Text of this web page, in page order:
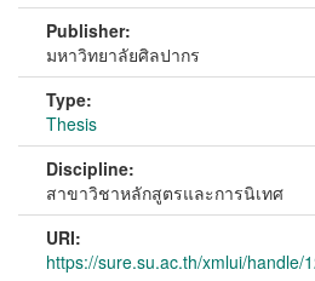
Publisher:
มหาวิทยาลัยศิลปากร
Type:
Thesis
Discipline:
สาขาวิชาหลักสูตรและการนิเทศ
URI:
https://sure.su.ac.th/xmlui/handle/